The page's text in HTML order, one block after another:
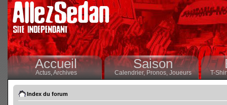
Accueil
Actus,Archives
Saison
Calendrier,Pronos, Joueurs T-
Index du forum